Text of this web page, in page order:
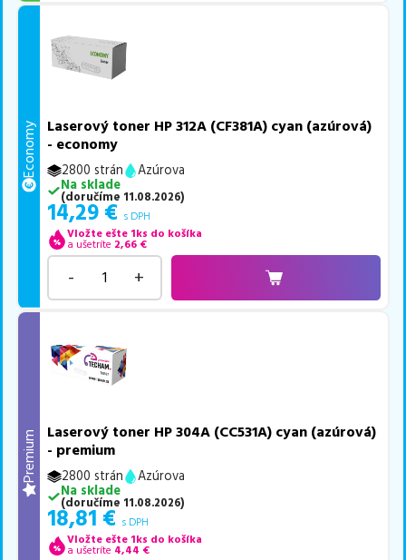
Economy
Laserový toner HP 312A (CF381A) cyan (azúrová)
- economy
2800 strán
Azúrova
Na sklade
(doručíme 11.08.2026)
14,29 € s DPH
Vložte ešte 1ks do košíka
a ušetríte 2,66 €
- +
Premium
Laserový toner HP 304A (CC531A) cyan (azúrová)
- premium
2800 strán
Azúrova
Na sklade
(doručíme 11.08.2026)
18,81 € s DPH
Vložte ešte 1ks do košíka
a ušetríte 4,44 €